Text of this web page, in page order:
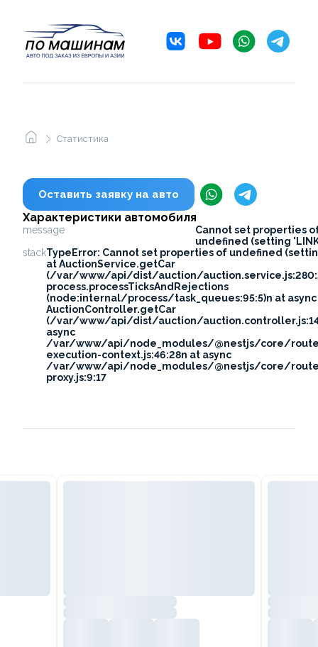
Статистика
Оставить заявку на авто
Характеристики автомобиля
message
Cannot set properties
undefined (setting
stackTypeError: Cannot set properties of undefined
at AuctionService.getCar
(/var/www/api/dist/auction/
process.processTicksAndRejections
(node:internal/process/task_queues:95:5)n at async
AuctionController.getCar
(/var/www/api/dist/auction/
async
/var/www/api/node_modules/@nestjs/core/
execution-context.js:46:28n at async
/var/www/api/node_modules/@nestjs/core/
proxy.js:9:17